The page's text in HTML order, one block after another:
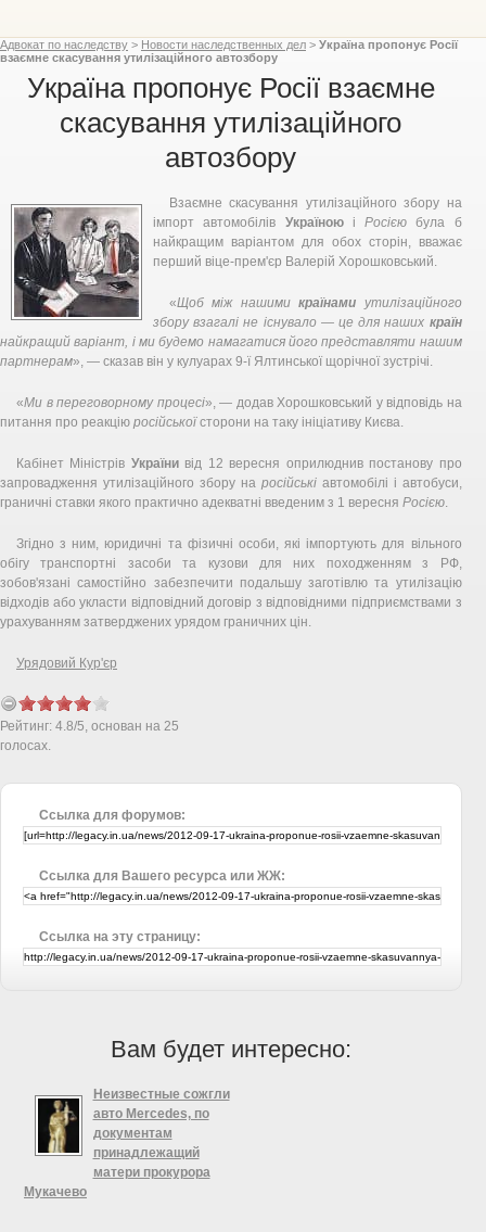
Адвокат по наследству > Новости наследственных дел > Україна пропонує Росії
взаємне скасування утилізаційного автозбору
Україна пропонує Росії взаємне
скасування утилізаційного
автозбору
Взаємне скасування утилізаційного збору на
імпорт автомобілів УкраїноюіРосією була б
найкращим варіантом для обох сторін, вважає
перший віце-прем'єр Валерій Хорошковський.
«Щоб між нашимикраїнами утилізаційного
збору взагалі не існувало — це для наших країн
найкращий варіант, і ми будемо намагатися його представляти нашим
партнерам», — сказав він у кулуарах 9-ї Ялтинської щорічної зустрічі.
«Ми в переговорному процесі», — додав Хорошковський у відповідь на
питання про реакцію російськоїсторони на таку ініціативу Києва.
Кабінет Міністрів Українивід 12 вересня оприлюднив постанову про
запровадження утилізаційного збору на російськіавтомобілі і автобуси,
граничні ставки якого практично адекватні введеним з 1 вересня Росією.
Згідно з ним, юридичні та фізичні особи, які імпортують для вільного
обігу транспортні засоби та кузови для них походженням з РФ,
зобов'язані самостійно забезпечити подальшу заготівлю та утилізацію
відходів або укласти відповідний договір з відповідними підприємствами з
урахуванням затверджених урядом граничних цін.
Урядовий Кур'єр
Рейтинг: 4.8/5, основан на 25
голосах.
Ссылка для форумов:
Ссылка для Вашего ресурса или ЖЖ:
Ссылка на эту страницу:
Вам будет интересно:
Неизвестные сожгли
авто Mercedes, по
документам
принадлежащий
матери прокурора
Мукачево